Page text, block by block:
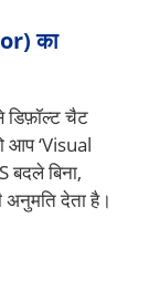
का
डिफ़ॉल्ट चैट
आप ‘Visual
बिना,
अनुमति देता है।